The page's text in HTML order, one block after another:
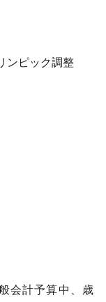
ンピック調整
会計予算中、歳